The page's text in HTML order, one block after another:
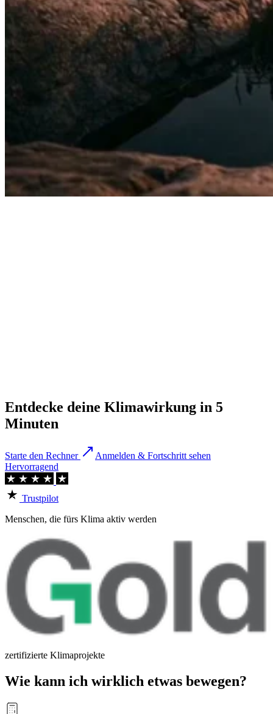
Entdecke deine Klimawirkung in 5
Minuten
Starte den Rechner
Anmelden & Fortschritt sehen
Hervorragend
Trustpilot
Menschen, die fürs Klima aktiv werden
zertifizierte Klimaprojekte
Wie kann ich wirklich etwas bewegen?